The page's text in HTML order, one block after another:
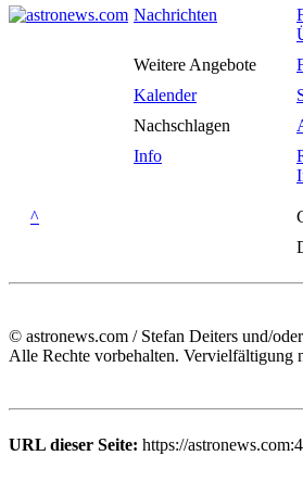
Nachrichten
Weitere Angebote
Kalender
Nachschlagen
Info
^
© astronews.com / Stefan Deiters und/
Alle Rechte vorbehalten. Vervielfältigung
URL dieser Seite: https://